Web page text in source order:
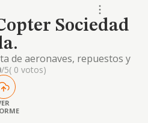
Sociedad
de aeronaves, repuestos y
las mismas, la revision y
asi como el
financiero) de estas. el
de pasajeros, con
/5( 0 votos)